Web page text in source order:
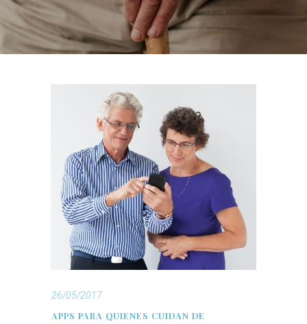
26/05/2017
APPS PARA QUIENES CUIDAN DE